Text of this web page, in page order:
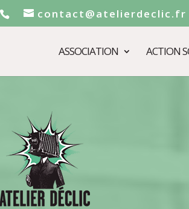
contact@atelierdeclic.fr
ASSOCIATION ACTION